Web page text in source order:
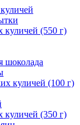
(550 г)
шоколада
куличей (100 г)
(350 г)